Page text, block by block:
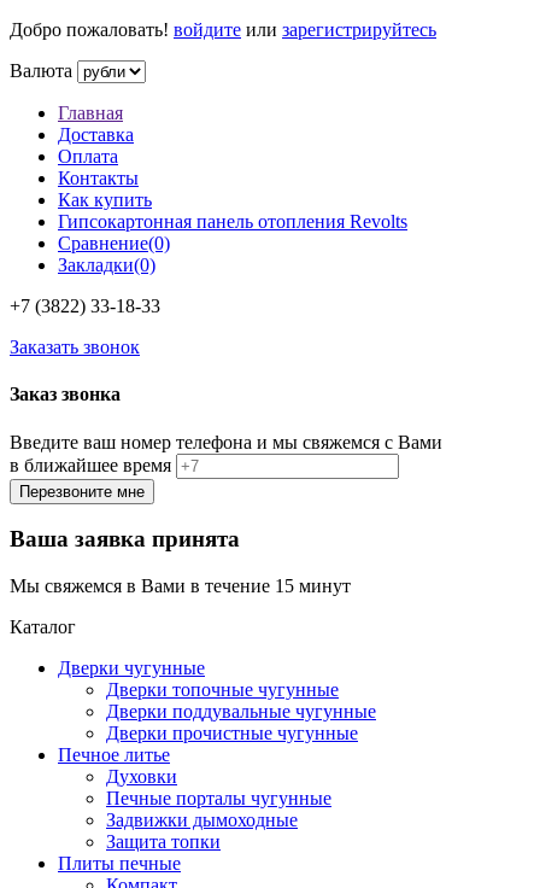
Добро пожаловать! войдите или зарегистрируйтесь
Валюта
Главная
Доставка
Оплата
Контакты
Как купить
Гипсокартонная панель отопления Revolts
Сравнение(0)
Закладки(0)
+7 (3822) 33-18-33
Заказать звонок
Заказ звонка
Введите ваш номер телефона и мы свяжемся с Вами
в ближайшее время
Ваша заявка принята
Мы свяжемся в Вами в течение 15 минут
Каталог
Дверки чугунные
Дверки топочные чугунные
Дверки поддувальные чугунные
Дверки прочистные чугунные
Печное литье
Духовки
Печные порталы чугунные
Задвижки дымоходные
Защита топки
Плиты печные